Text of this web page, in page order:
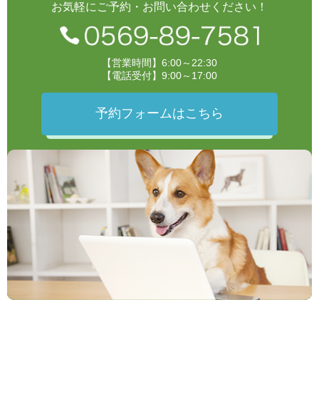
お気軽にご予約・お問い合わせください！
【営業時間】6:00～22:30
【電話受付】9:00～17:00
予約フォームはこちら